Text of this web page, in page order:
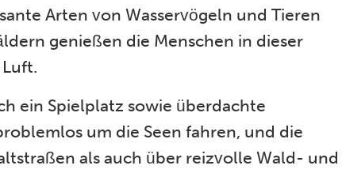
Arten von Wasservögeln und Tieren
genießen die Menschen in dieser
ein Spielplatz sowie überdachte
um die Seen fahren, und die
als auch über reizvolle Wald- und